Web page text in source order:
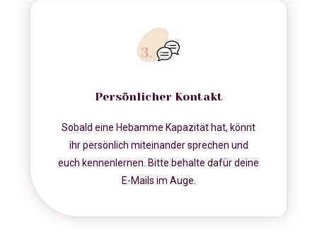
Persönlicher Kontakt
Sobald eine Hebamme Kapazität hat, könnt
ihr persönlich miteinander sprechen und
euch kennenlernen. Bitte behalte dafür deine
E-Mails im Auge.